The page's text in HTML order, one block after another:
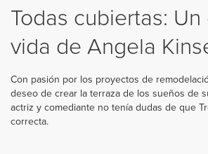
Todas cubiertas:
vida de Angela
Con pasión por los proyectos de
deseo de crear la terraza de los sueños de
actriz y comediante no tenía dudas de que
correcta.